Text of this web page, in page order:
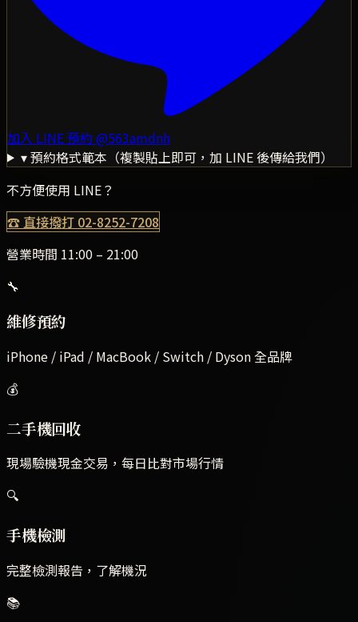
加入 LINE 預約 @563amdnh
▾ 預約格式範本（複製貼上即可，加 LINE 後傳給我們）
不方便使用 LINE？
☎ 直接撥打 02-8252-7208
營業時間 11:00 – 21:00
🔧
維修預約
iPhone / iPad / MacBook / Switch / Dyson 全品牌
💰
二手機回收
現場驗機現金交易，每日比對市場行情
🔍
手機檢測
完整檢測報告，了解機況
📚